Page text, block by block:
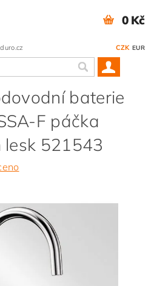
CZK EUR
0 Kč
baterie
F páčka
521543